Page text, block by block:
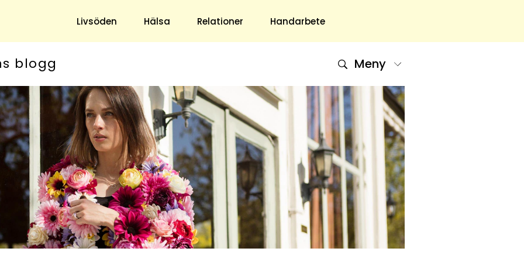
Livsöden Hälsa Relationer Handarbete
& Trädgård
Hushåll
Ekonomi
Mat & Dryck
& Antikt
DIY - Gör Det Själv
Underhållning
Nöje
TV
Horoskop
Quiz
Om Oss
Om Oss & Kontakt
Tidningar Hos Allas.se
Nyhetsbrev
Om Cookies
Integritetspolicy
Skapa Konto
Hantera Preferenser
blogg Meny